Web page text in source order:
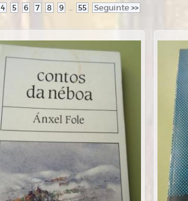
4 5 6 7 8 9 ... 55 Seguinte >>